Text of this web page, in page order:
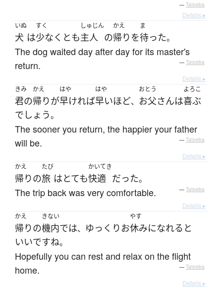
— Tatoeba
Details ▸
いぬ
犬 は
すく
少なくとも
しゅじん
主人 の
かえ
帰り を
ま
待った。
The dog waited day after day for its master's
return.
— Tatoeba
Details ▸
きみ
君の
かえ
帰りが
はや
早ければ
はや
早いほど、
おとう
お父さんは
よろこ
喜ぶ
でしょう。
The sooner you return, the happier your father
will be.
— Tatoeba
Details ▸
かえ
帰りの
たび
旅 はとても
かいてき
快適 だった。
The trip back was very comfortable. — Tatoeba
Details ▸
かえ
帰りの
きない
機内では、 ゆっくり お
やす
休みになれる と
いいですね。
Hopefully you can rest and relax on the flight
home.
— Tatoeba
Details ▸